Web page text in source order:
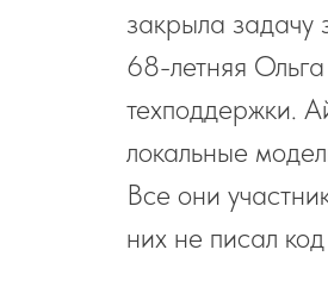
закрыла задачу
68-летняя
техподдержки.
локальные
Все они
них не писал